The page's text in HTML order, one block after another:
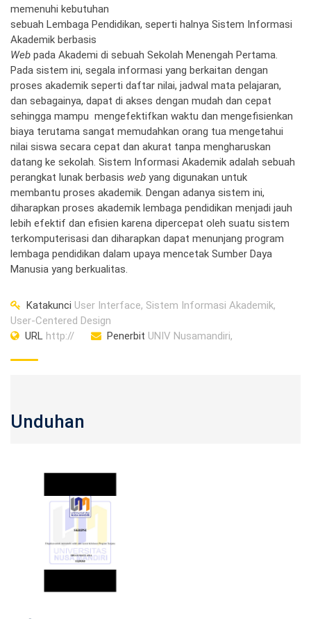
memenuhi kebutuhan
sebuah Lembaga Pendidikan, seperti halnya Sistem Informasi
Akademik berbasis
Web pada Akademi di sebuah Sekolah Menengah Pertama.
Pada sistem ini, segala informasi yang berkaitan dengan
proses akademik seperti daftar nilai, jadwal mata pelajaran,
dan sebagainya, dapat di akses dengan mudah dan cepat
sehingga mampu mengefektifkan waktu dan mengefisienkan
biaya terutama sangat memudahkan orang tua mengetahui
nilai siswa secara cepat dan akurat tanpa mengharuskan
datang ke sekolah. Sistem Informasi Akademik adalah sebuah
perangkat lunak berbasis web yang digunakan untuk
membantu proses akademik. Dengan adanya sistem ini,
diharapkan proses akademik lembaga pendidikan menjadi jauh
lebih efektif dan efisien karena dipercepat oleh suatu sistem
terkomputerisasi dan diharapkan dapat menunjang program
lembaga pendidikan dalam upaya mencetak Sumber Daya
Manusia yang berkualitas.
Katakunci User Interface, Sistem Informasi Akademik,
User-Centered Design
URL http:// Penerbit UNIV Nusamandiri,
Unduhan